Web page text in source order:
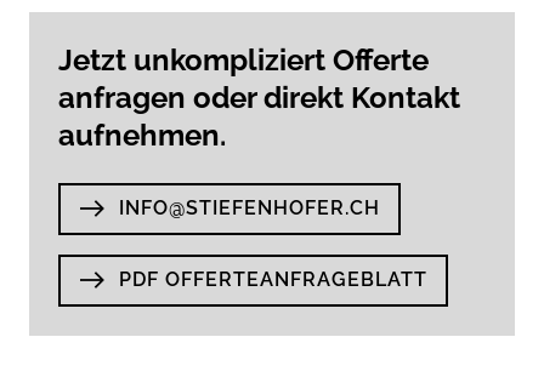
Jetzt unkompliziert Offerte
anfragen oder direkt Kontakt
aufnehmen.
INFO@STIEFENHOFER.CH
PDF OFFERTE­ANFRAGEBLATT